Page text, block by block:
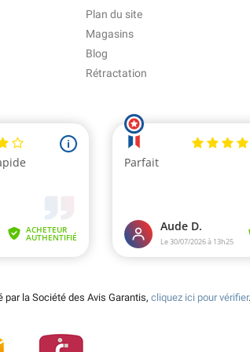
Plan du site
Magasins
Blog
Rétractation
par la Société des Avis Garantis, cliquez ici pour vérifier.